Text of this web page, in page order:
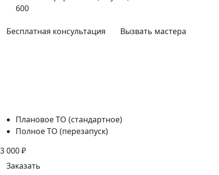
600
Бесплатная консультация Вызвать мастера
Плановое ТО (стандартное)
Полное ТО (перезапуск)
3 000₽
Заказать